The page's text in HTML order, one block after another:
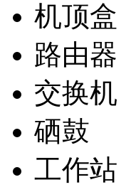
机顶盒
路由器
交换机
硒鼓
工作站